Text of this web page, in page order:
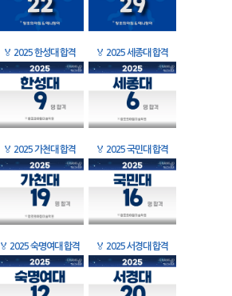
🏅 2025 한성대 합격 🏅 2025 세종대 합격
🏅 2025 가천대 합격 🏅 2025 국민대 합격
🏅 2025 숙명여대 합격 🏅 2025 서경대 합격